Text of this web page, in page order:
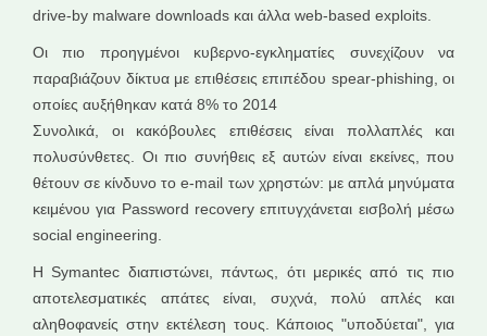
drive-by malware downloads και άλλα web-based exploits.
Οι πιο προηγμένοι κυβερνο-εγκληματίες συνεχίζουν να
παραβιάζουν δίκτυα με επιθέσεις επιπέδου spear-phishing, οι
οποίες αυξήθηκαν κατά 8% το 2014
Συνολικά, οι κακόβουλες επιθέσεις είναι πολλαπλές και
πολυσύνθετες. Οι πιο συνήθεις εξ αυτών είναι εκείνες, που
θέτουν σε κίνδυνο το e-mail των χρηστών: με απλά μηνύματα
κειμένου για Password recovery επιτυγχάνεται εισβολή μέσω
social engineering.
Η Symantec διαπιστώνει, πάντως, ότι μερικές από τις πιο
αποτελεσματικές απάτες είναι, συχνά, πολύ απλές και
αληθοφανείς στην εκτέλεση τους. Κάποιος "υποδύεται", για